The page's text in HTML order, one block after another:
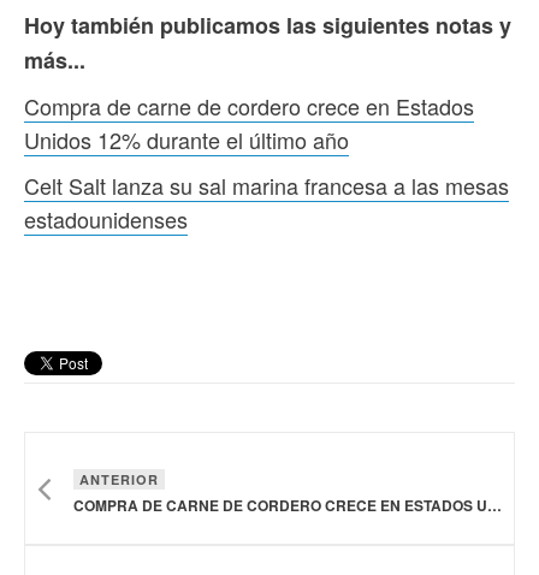
Hoy también publicamos las siguientes notas y
más...
Compra de carne de cordero crece en Estados
Unidos 12% durante el último año
Celt Salt lanza su sal marina francesa a las mesas
estadounidenses
ANTERIOR
COMPRA DE CARNE DE CORDERO CRECE EN ESTADOS UNIDOS 12% DURANTE EL ÚLTIMO AÑO